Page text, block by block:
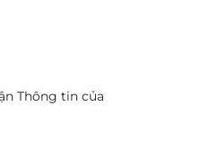
Thông tin của